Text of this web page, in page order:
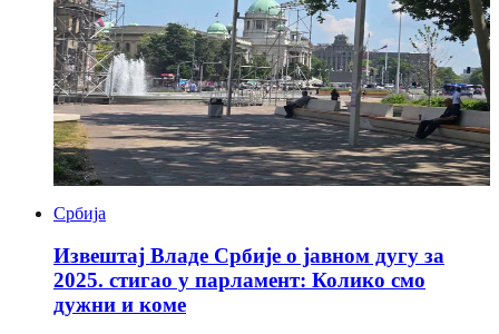
Србија
Извештај Владе Србије о јавном дугу за
2025. стигао у парламент: Колико смо
дужни и коме